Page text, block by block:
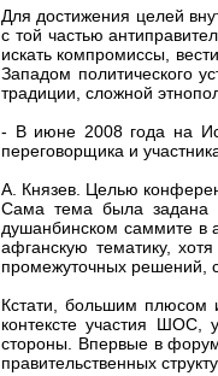
Для достижения целей
с той частью
искать компромиссы,
Западом политического
традиции, сложной
- В июне 2008 года на
переговорщика и
А. Князев. Целью
Сама тема была задана
душанбинском саммите в
афганскую тематику,
промежуточных решений,
Кстати, большим плюсом
контексте участия ШОС,
стороны. Впервые в
правительственных